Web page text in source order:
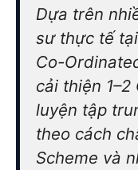
Dựa trên
sư thực tế
Co-
cải thiện
luyện tập
theo cách
Scheme và